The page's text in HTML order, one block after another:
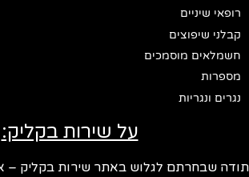
רופאי שיניים
קבלני שיפוצים
חשמלאים מוסמכים
מספרות
נגרים ונגריות
על שירות בקליק:
תודה שבחרתם לגלוש באתר שירות בקליק –